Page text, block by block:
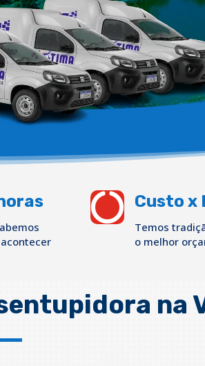
 Custo x
Temos
o melhor
na